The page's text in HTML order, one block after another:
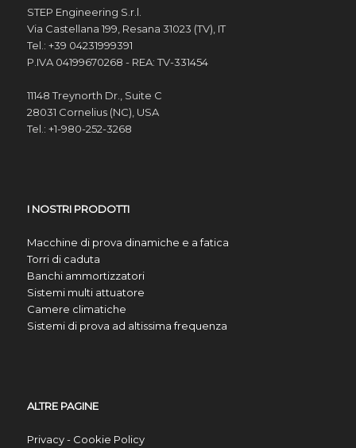
STEP Engineering S.r.l.
Via Castellana 199, Resana 31023 (TV), IT
Tel.: +39 04231999391
P.IVA 04199670268 - REA: TV-331454
11148 Treynorth Dr., Suite C
28031 Cornelius (NC), USA
Tel.: +1-980-252-3268
I NOSTRI PRODOTTI
Macchine di prova dinamiche e a fatica
Torri di caduta
Banchi ammortizzatori
Sistemi multi attuatore
Camere climatiche
Sistemi di prova ad altissima frequenza
ALTRE PAGINE
Privacy - Cookie Policy